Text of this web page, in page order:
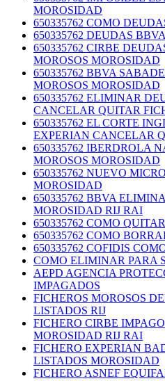
MOROSIDAD
650335762 COMO
650335762 DEUDAS
650335762 CIRBE
MOROSOS MOROSIDAD
650335762 BBVA
MOROSOS MOROSIDAD
650335762 ELIMINAR
CANCELAR QUITAR
650335762 EL CORTE
EXPERIAN CANCELAR
650335762 IBERDROLA
MOROSOS MOROSIDAD
650335762 NUEVO
MOROSIDAD
650335762 BBVA
MOROSIDAD RIJ RAI
650335762 COMO
650335762 COMO
650335762 COFIDIS
COMO ELIMINAR PARA
AEPD AGENCIA
IMPAGADOS
FICHEROS MOROSOS
LISTADOS RIJ
FICHERO CIRBE
MOROSIDAD RIJ RAI
FICHERO EXPERIAN
LISTADOS MOROSIDAD
FICHERO ASNEF